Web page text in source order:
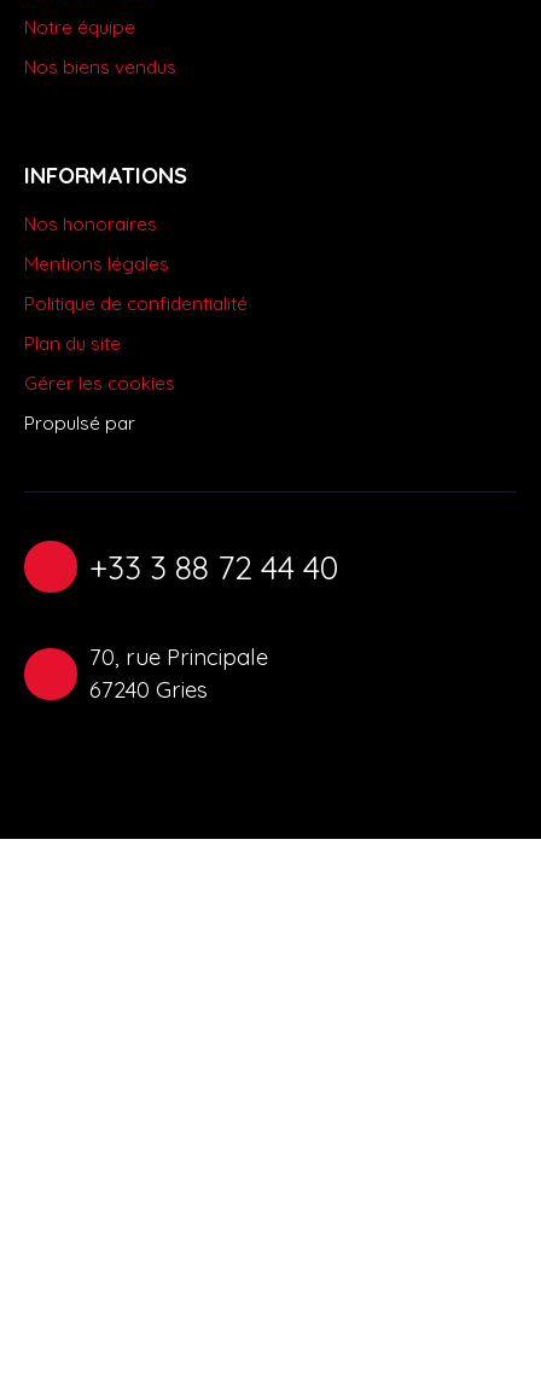
Notre équipe
Nos biens vendus
INFORMATIONS
Nos honoraires
Mentions légales
Politique de confidentialité
Plan du site
Gérer les cookies
Propulsé par
+33 3 88 72 44 40
70, rue Principale
67240 Gries